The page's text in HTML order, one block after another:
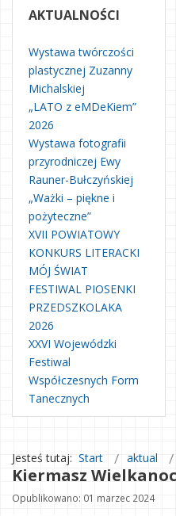
AKTUALNOŚCI
Wystawa twórczości
plastycznej Zuzanny
Michalskiej
„LATO z eMDeKiem”
2026
Wystawa fotografii
przyrodniczej Ewy
Rauner-Bułczyńskiej
„Ważki – piękne i
pożyteczne”
XVII POWIATOWY
KONKURS LITERACKI
MÓJ ŚWIAT
FESTIWAL PIOSENKI
PRZEDSZKOLAKA
2026
XXVI Wojewódzki
Festiwal
Współczesnych Form
Tanecznych
Jesteś tutaj: Start aktual
Kiermasz
Opublikowano: 01 marzec 2024